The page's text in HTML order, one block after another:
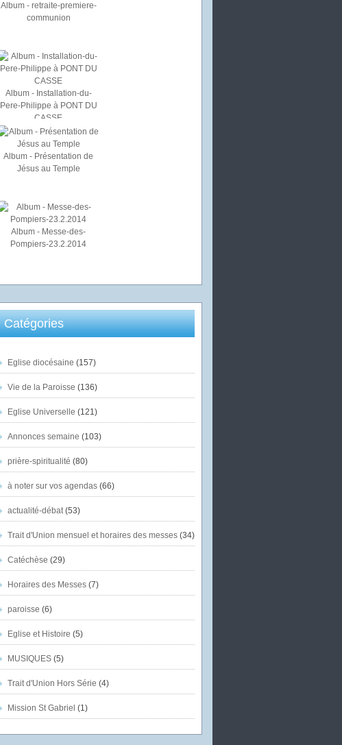
Album - retraite-premiere-
communion
Album - Installation-du-
Pere-Philippe à PONT DU
CASSE
Album - Présentation de
Jésus au Temple
Album - Messe-des-
Pompiers-23.2.2014
Catégories
Eglise diocésaine (157)
Vie de la Paroisse (136)
Eglise Universelle (121)
Annonces semaine (103)
prière-spiritualité (80)
à noter sur vos agendas(66)
actualité-débat(53)
Trait d'Union mensuel et horaires des messes(34)
Catéchèse (29)
Horaires des Messes(7)
paroisse (6)
Eglise et Histoire (5)
MUSIQUES(5)
Trait d'Union Hors Série (4)
Mission St Gabriel (1)